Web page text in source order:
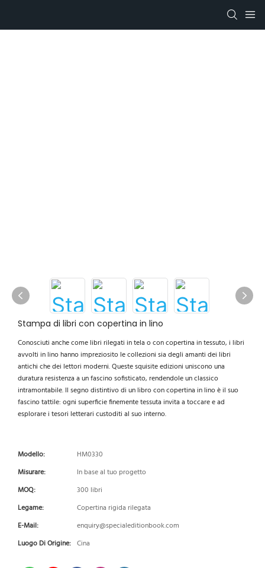
Stampa di libri con copertina in lino
Conosciuti anche come libri rilegati in tela o con copertina in tessuto, i libri
avvolti in lino hanno impreziosito le collezioni sia degli amanti dei libri
antichi che dei lettori moderni. Queste squisite edizioni uniscono una
duratura resistenza a un fascino sofisticato, rendendole un classico
intramontabile. Il segno distintivo di un libro con copertina in lino è il suo
fascino tattile: ogni superficie finemente tessuta invita a toccare e ad
esplorare i tesori letterari custoditi al suo interno.
Modello:
HM0330
Misurare:
In base al tuo progetto
MOQ:
300 libri
Legame:
Copertina rigida rilegata
E-Mail:
enquiry@specialeditionbook.com
Luogo Di Origine: Cina